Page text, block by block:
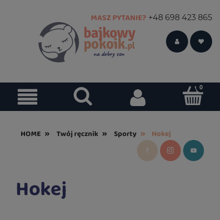
MASZ PYTANIE? +48 698 423 865
HOME » Twój ręcznik » Sporty » Hokej
Hokej